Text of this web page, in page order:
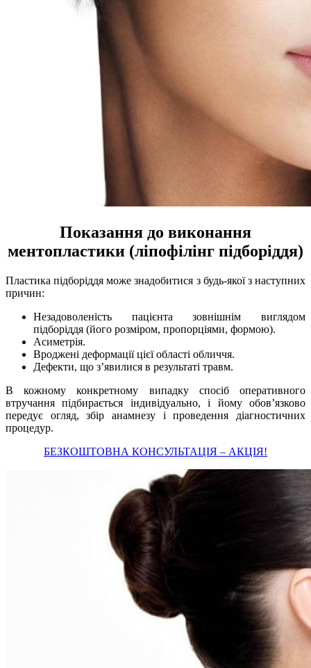
Показання до виконання
ментопластики (ліпофілінг підборіддя)
Пластика підборіддя може знадобитися з будь-якої з наступних
причин:
Незадоволеність пацієнта зовнішнім виглядом
підборіддя (його розміром, пропорціями, формою).
Асиметрія.
Вроджені деформації цієї області обличчя.
Дефекти, що з’явилися в результаті травм.
В кожному конкретному випадку спосіб оперативного
втручання підбирається індивідуально, і йому обов’язково
передує огляд, збір анамнезу і проведення діагностичних
процедур.
БЕЗКОШТОВНА КОНСУЛЬТАЦІЯ – АКЦІЯ!